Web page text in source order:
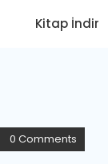
Kitap İndir
0 Comments